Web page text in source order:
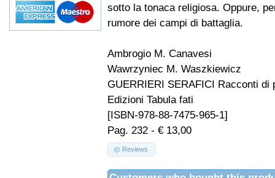
sotto la tonaca religiosa. Oppure,
rumore dei campi di battaglia.
Ambrogio M. Canavesi
Wawrzyniec M. Waszkiewicz
GUERRIERI SERAFICI Racconti di
Edizioni Tabula fati
[ISBN-978-88-7475-965-1]
Pag. 232 - € 13,00
Reviews